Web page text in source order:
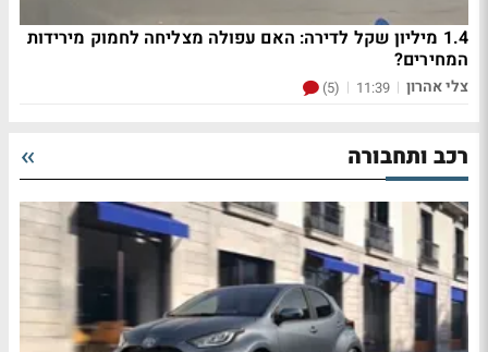
1.4 מיליון שקל לדירה: האם עפולה מצליחה לחמוק מירידות
המחירים?
צלי אהרון |
11:39
|
(5)
רכב ותחבורה